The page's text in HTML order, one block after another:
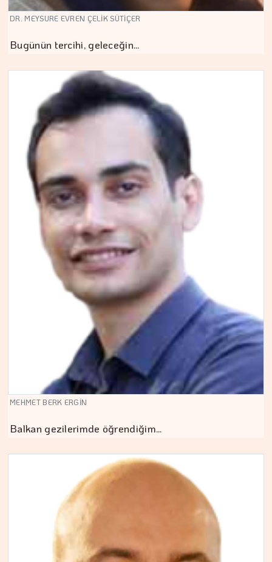
DR. MEYSURE EVREN ÇELİK SÜTİÇER
Bugünün tercihi, geleceğin…
MEHMET BERK ERGİN
Balkan gezilerimde öğrendiğim…